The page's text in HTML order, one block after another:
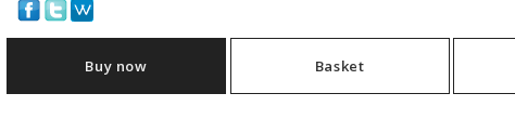
Buy now Basket